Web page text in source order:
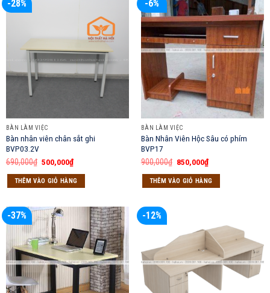
-28%
BÀN LÀM VIỆC
Bàn nhân viên chân sắt ghi
BVP03.2V
690,000₫ Giá
là:
690,000₫.
500,000₫Giá
hiện
tại
là:
THÊM VÀO GIỎ HÀNG
-6%
BÀN LÀM VIỆC
Bàn Nhân Viên Hộc Sâu có phím
BVP17
900,000₫ Giá
là:
900,000₫.
850,000₫Giá
hiện
tại
là:
THÊM VÀO GIỎ HÀNG
-37% -12%